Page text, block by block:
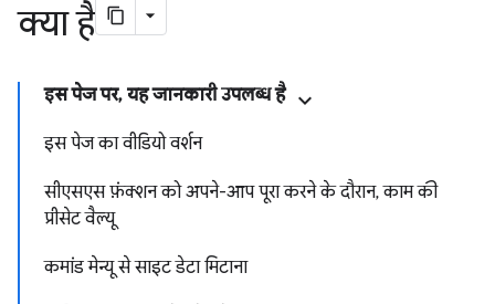
क्या है
इस पेज पर, यह जानकारी उपलब्ध है
इस पेज का वीडियो वर्शन
सीएसएस फ़ंक्शन को अपने-आप पूरा करने के दौरान, काम की
प्रीसेट वैल्यू
कमांड मेन्यू से साइट डेटा मिटाना